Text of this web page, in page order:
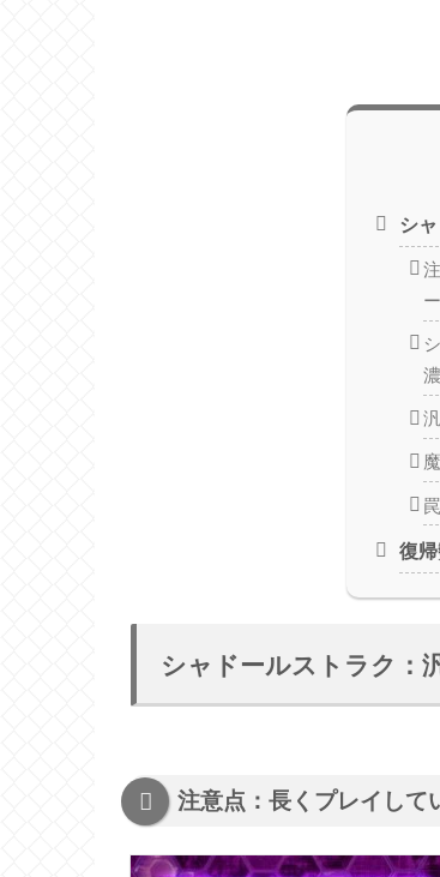
シ
復
シャドールストラク：
注意点：長くプレイして